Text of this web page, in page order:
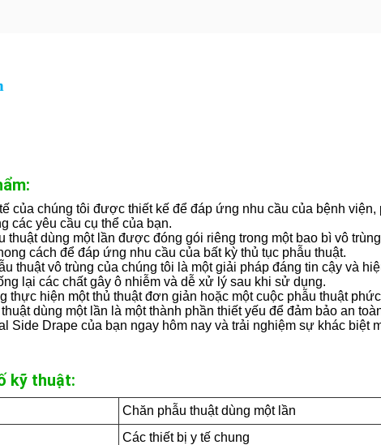
của chúng tôi được thiết kế để đáp ứng nhu cầu của bệnh
các yêu cầu cụ thể của bạn.
thuật dùng một lần được đóng gói riêng trong một bao bì vô
cách để đáp ứng nhu cầu của bất kỳ thủ tục phẫu thuật.
thuật vô trùng của chúng tôi là một giải pháp đáng tin cậy và
lại các chất gây ô nhiễm và dễ xử lý sau khi sử dụng.
thực hiện một thủ thuật đơn giản hoặc một cuộc phẫu thuật
dùng một lần là một thành phần thiết yếu để đảm bảo an
Side Drape của bạn ngay hôm nay và trải nghiệm sự khác biệt
kỹ thuật:
Chăn phẫu thuật dùng một lần
Các thiết bị y tế chung